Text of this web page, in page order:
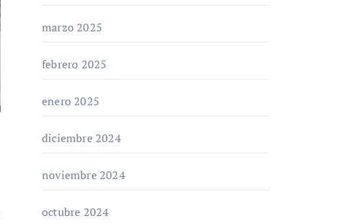
marzo 2025
febrero 2025
enero 2025
diciembre 2024
noviembre 2024
octubre 2024